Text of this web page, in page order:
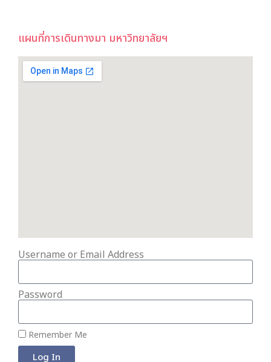
แผนที่การเดินทางมา มหาวิทยาลัยฯ
Username or Email Address
Password
Remember Me
Log In